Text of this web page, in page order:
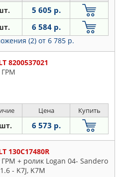
5 605 р.
6 584 р.
(2) от 6 785 р.
8200537021
ГРМ
Цена Купить
6 573 р.
130C17480R
+ ролик Logan 04- Sandero
- K7J, K7M